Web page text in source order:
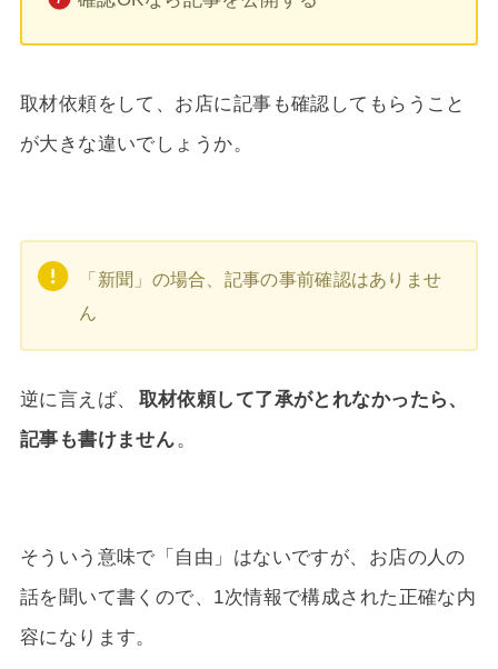
取材依頼をして、お店に記事も確認してもらうこと
が大きな違いでしょうか。
「新聞」の場合、記事の事前確認はありませ
ん
逆に言えば、
取材依頼して了承がとれなかったら、
記事も書けません。
そういう意味で「自由」はないですが、お店の人の
話を聞いて書くので、1次情報で構成された正確な内
容になります。